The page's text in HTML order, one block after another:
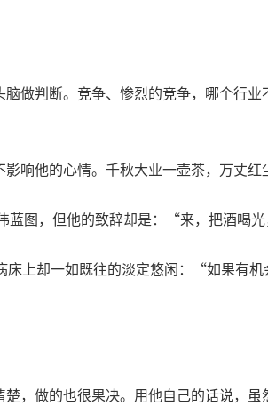
做判断。竞争、惨烈的竞争，哪个行
响他的心情。千秋大业一壶茶，万丈红
图，但他的致辞却是：“来，把酒喝
上却一如既往的淡定悠闲：“如果有
，做的也很果决。用他自己的话说，